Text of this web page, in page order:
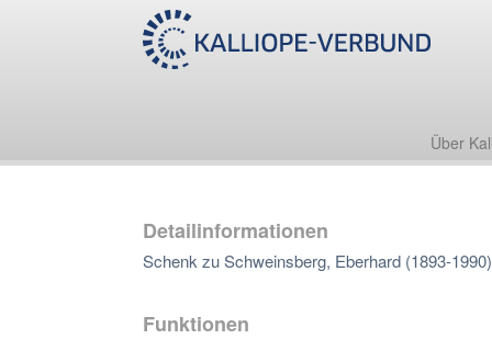
Über
Detailinformationen
Schenk zu Schweinsberg, Eberhard (1893-1990)
Funktionen